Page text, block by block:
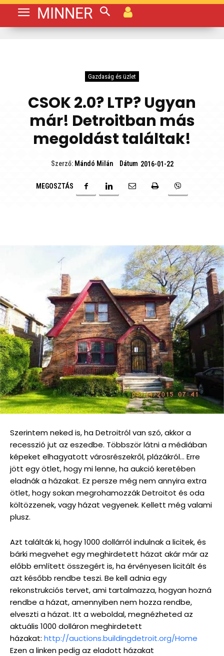
MINNER
Gazdaság és üzlet
CSOK 2.0? LTP? Ugyan
már! Detroitban más
megoldást találtak!
Szerző: Mándó Milán Dátum 2016-01-22
MEGOSZTÁS
Szerintem neked is, ha Detroitról van szó, akkor a
recesszió jut az eszedbe. Többször látni a médiában
képeket elhagyatott városrészekről, plázákról… Erre
jött egy ötlet, hogy mi lenne, ha aukció keretében
eladnák a házakat. Ez persze még nem annyira extra
ötlet, hogy sokan megrohamozzák Detroitot és oda
költözzenek, vagy házat vegyenek. Kellett még valami
plusz.
Azt találták ki, hogy 1000 dollárról indulnak a licitek, és
bárki megvehet egy meghirdetett házat akár már az
előbb említett összegért is, ha érvényesen licitált és
azt később rendbe teszi. Be kell adnia egy
rekonstrukciós tervet, ami tartalmazza, hogyan hozná
rendbe a házat, amennyiben nem hozza rendbe,
elveszti a házat. Itt a weboldal, megnézheted az
aktuális 1000 dolláron meghirdetett
házakat: http://auctions.buildingdetroit.org/Home
Ezen a linken pedig az eladott házakat